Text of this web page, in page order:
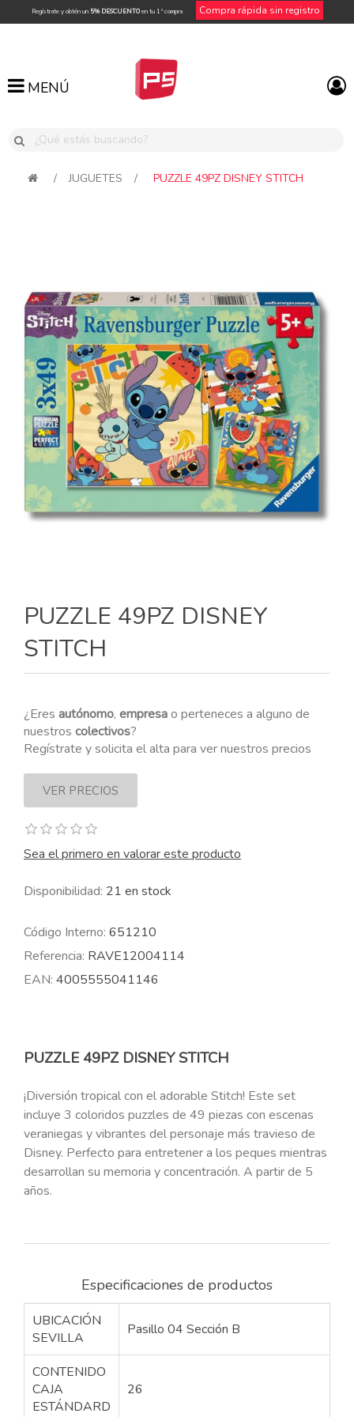
Regístrate y obtén un 5% DESCUENTOen tu 1ª compra Compra rápida sin registro
MENÚ
MENÚ
/ JUGUETES / PUZZLE 49PZ DISNEY STITCH
PUZZLE 49PZ DISNEY
STITCH
¿Eres autónomo, empresao perteneces a alguno de
nuestros colectivos?
Regístrate y solicita el alta para ver nuestros precios
Sea el primero en valorar este producto
Disponibilidad: 21 en stock
Código Interno: 651210
Referencia: RAVE12004114
EAN: 4005555041146
PUZZLE 49PZ DISNEY STITCH
¡Diversión tropical con el adorable Stitch! Este set
incluye 3 coloridos puzzles de 49 piezas con escenas
veraniegas y vibrantes del personaje más travieso de
Disney. Perfecto para entretener a los peques mientras
desarrollan su memoria y concentración. A partir de 5
años.
Especificaciones de productos
UBICACIÓN
SEVILLA
Pasillo 04 Sección B
CONTENIDO
CAJA
ESTÁNDARD
26